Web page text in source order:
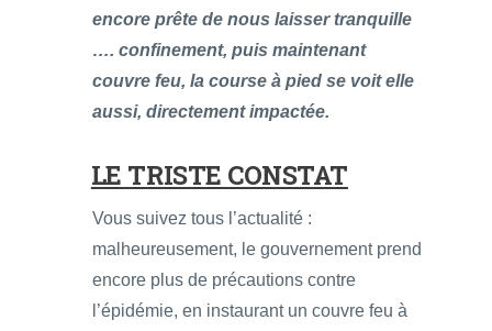
encore prête de nous laisser tranquille
…. confinement, puis maintenant
couvre feu, la course à pied se voit elle
aussi, directement impactée.
LE TRISTE CONSTAT
Vous suivez tous l’actualité :
malheureusement, le gouvernement prend
encore plus de précautions contre
l’épidémie, en instaurant un couvre feu à